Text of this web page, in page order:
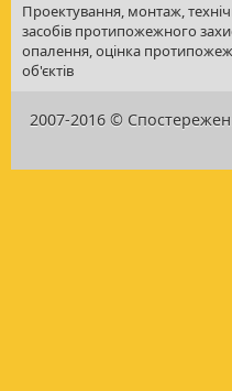
Проектування, монтаж,
засобів протипожежного
опалення, оцінка
об'єктів
2007-2016 ©